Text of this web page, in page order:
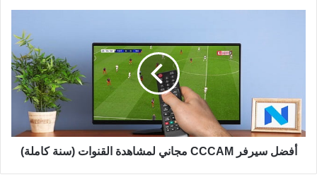
أفضل سيرفر CCCAM مجاني لمشاهدة القنوات (سنة كاملة)